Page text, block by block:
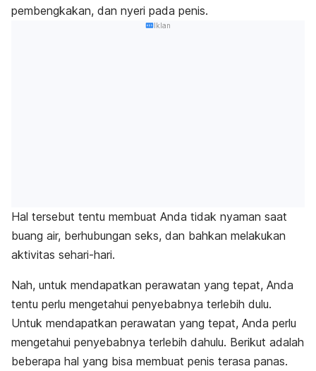
pembengkakan, dan nyeri pada penis.
Iklan
Hal tersebut tentu membuat Anda tidak nyaman saat
buang air, berhubungan seks, dan bahkan melakukan
aktivitas sehari-hari.
Nah, untuk mendapatkan perawatan yang tepat, Anda
tentu perlu mengetahui penyebabnya terlebih dulu.
Untuk mendapatkan perawatan yang tepat, Anda perlu
mengetahui penyebabnya terlebih dahulu. Berikut adalah
beberapa hal yang bisa membuat penis terasa panas.